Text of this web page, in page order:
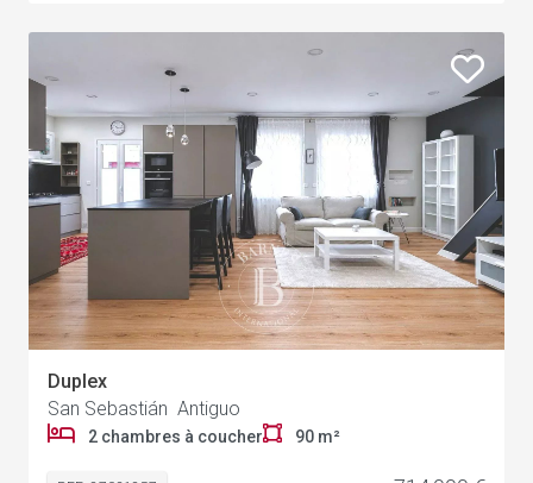
Duplex
San Sebastián Antiguo
2 chambres à coucher 90 m²